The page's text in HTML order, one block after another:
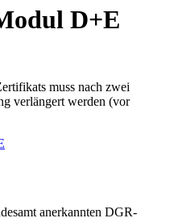
D+E
muss nach zwei
verlängert werden (vor
anerkannten DGR-